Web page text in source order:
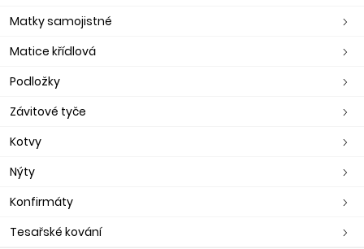
Matky samojistné
Matice křídlová
Podložky
Závitové tyče
Kotvy
Nýty
Konfirmáty
Tesařské kování